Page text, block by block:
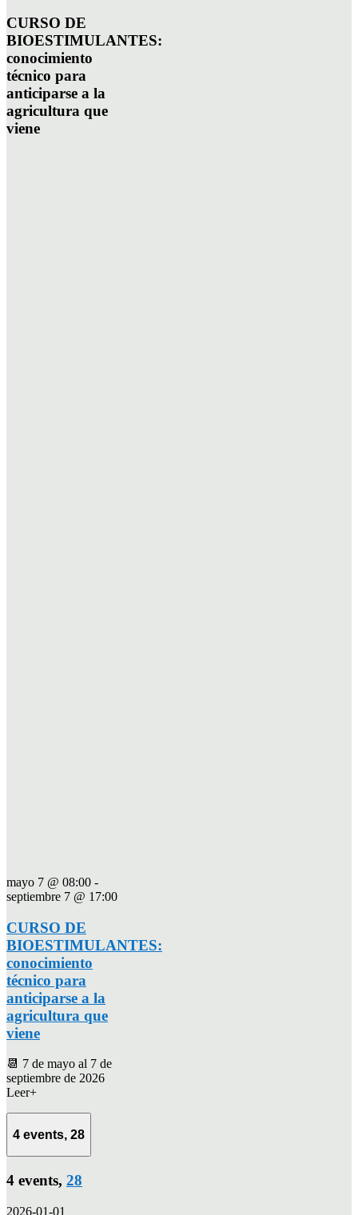
CURSO DE
BIOESTIMULANTES:
conocimiento
técnico para
anticiparse a la
agricultura que
viene
mayo 7 @ 08:00 -
septiembre 7 @ 17:00
CURSO DE
BIOESTIMULANTES:
conocimiento
técnico para
anticiparse a la
agricultura que
viene
📆 7 de mayo al 7 de
septiembre de 2026
Leer+
4 events, 28
4 events, 28
2026-01-01